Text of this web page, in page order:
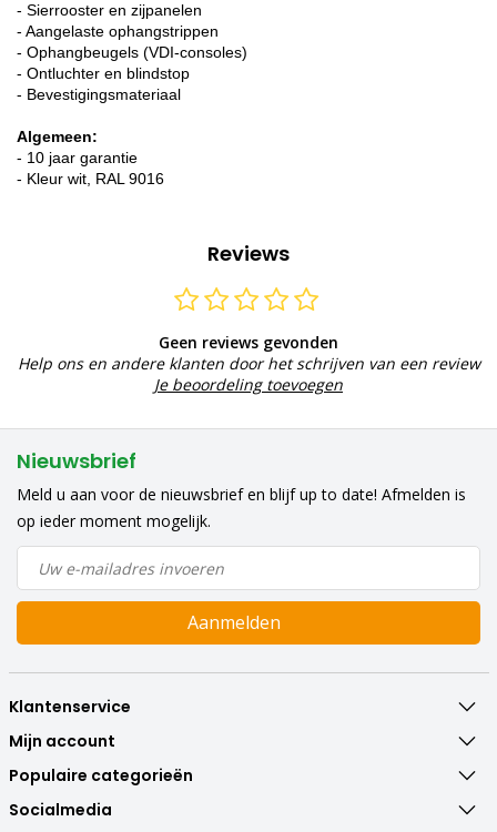
- Sierrooster en zijpanelen
- Aangelaste ophangstrippen
- Ophangbeugels (VDI-consoles)
- Ontluchter en blindstop
- Bevestigingsmateriaal
Algemeen:
- 10 jaar garantie
- Kleur wit, RAL 9016
Reviews
Geen reviews gevonden
Help ons en andere klanten door het schrijven van een review
Je beoordeling toevoegen
Nieuwsbrief
Meld u aan voor de nieuwsbrief en blijf up to date! Afmelden is
op ieder moment mogelijk.
Aanmelden
Klantenservice
Mijn account
Populaire categorieën
Socialmedia